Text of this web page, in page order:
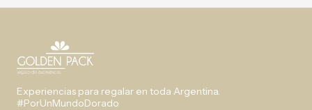
Experiencias para regalar en toda Argentina.
#PorUnMundoDorado